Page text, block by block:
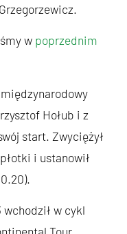
w poprzednim
Hołub i z
start. Zwyciężył
i ustanowił
w cykl